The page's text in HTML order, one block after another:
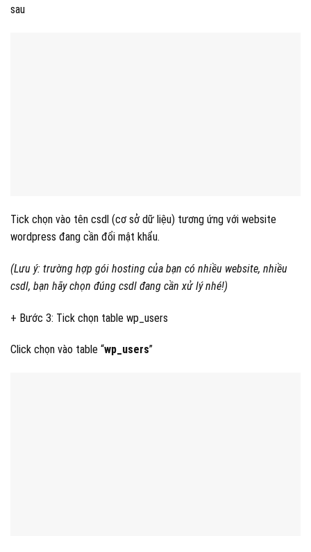
sau
Tick chọn vào tên csdl (cơ sở dữ liệu) tương ứng với website
wordpress đang cần đổi mật khẩu.
(Lưu ý: trường hợp gói hosting của bạn có nhiều website, nhiều
csdl, bạn hãy chọn đúng csdl đang cần xử lý nhé!)
+ Bước 3: Tick chọn table wp_users
Click chọn vào table “wp_users”